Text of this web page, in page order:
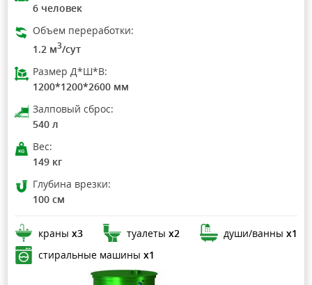
6 человек
Объем переработки:
1.2 м3/сут
Размер Д*Ш*В:
1200*1200*2600 мм
Залповый сброс:
540 л
Вес:
149 кг
Глубина врезки:
100 см
краны х3 туалеты х2 души/ванны х1
стиральные машины х1